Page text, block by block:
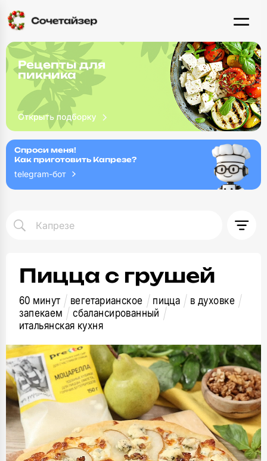
Рецепты для
пикника
Спроси меня!
Как приготовить Капрезе?
telegram-бот
Пицца с грушей
60 минут вегетарианское пицца
в духовке
запекаем
сбалансированный
итальянская кухня